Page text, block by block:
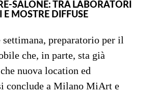
SALONE: TRA LABORATORI
E MOSTRE DIFFUSE
preparatorio per il
che, in parte, sta già
nuova location ed
conclude a Milano MiArt e